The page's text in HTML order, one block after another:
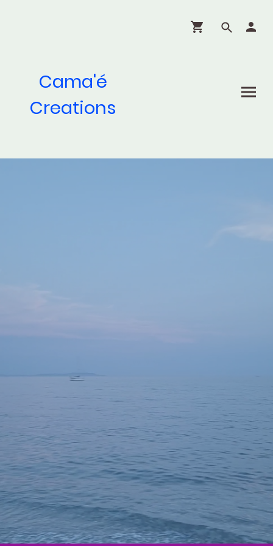
Cama'é
Creations